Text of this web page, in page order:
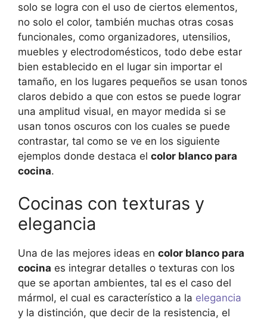
solo se logra con el uso de ciertos elementos,
no solo el color, también muchas otras cosas
funcionales, como organizadores, utensilios,
muebles y electrodomésticos, todo debe estar
bien establecido en el lugar sin importar el
tamaño, en los lugares pequeños se usan tonos
claros debido a que con estos se puede lograr
una amplitud visual, en mayor medida si se
usan tonos oscuros con los cuales se puede
contrastar, tal como se ve en los siguiente
ejemplos donde destaca el color blanco para
cocina.
Cocinas con texturas y
elegancia
Una de las mejores ideas en color blanco para
cocina es integrar detalles o texturas con los
que se aportan ambientes, tal es el caso del
mármol, el cual es característico a la elegancia
y la distinción, que decir de la resistencia, el